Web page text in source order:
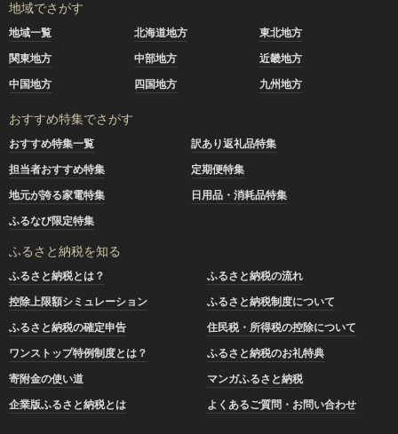
地域でさがす
地域一覧 北海道地方
東北地方
関東地方
中部地方
近畿地方
中国地方
四国地方 九州地方
おすすめ特集でさがす
おすすめ特集一覧
訳あり返礼品特集
担当者おすすめ特集
定期便特集
地元が誇る家電特集
日用品・消耗品特集
ふるなび限定特集
ふるさと納税を知る
ふるさと納税とは？
ふるさと納税の流れ
控除上限額シミュレーション
ふるさと納税制度について
ふるさと納税の確定申告
住民税・所得税の控除について
ワンストップ特例制度とは？
ふるさと納税のお礼特典
寄附金の使い道
マンガふるさと納税
企業版ふるさと納税とは
よくあるご質問・お問い合わせ